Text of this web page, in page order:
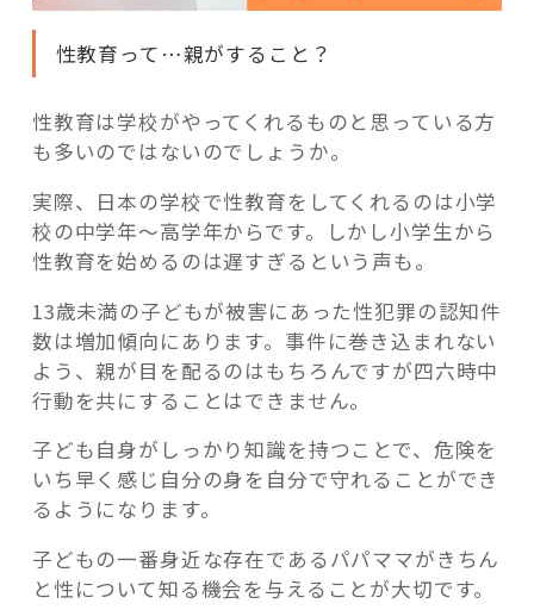
性教育って…親がすること？
性教育は学校がやってくれるものと思っている方
も多いのではないのでしょうか。
実際、日本の学校で性教育をしてくれるのは小学
校の中学年～高学年からです。しかし小学生から
性教育を始めるのは遅すぎるという声も。
13歳未満の子どもが被害にあった性犯罪の認知件
数は増加傾向にあります。事件に巻き込まれない
よう、親が目を配るのはもちろんですが四六時中
行動を共にすることはできません。
子ども自身がしっかり知識を持つことで、危険を
いち早く感じ自分の身を自分で守れることができ
るようになります。
子どもの一番身近な存在であるパパママがきちん
と性について知る機会を与えることが大切です。